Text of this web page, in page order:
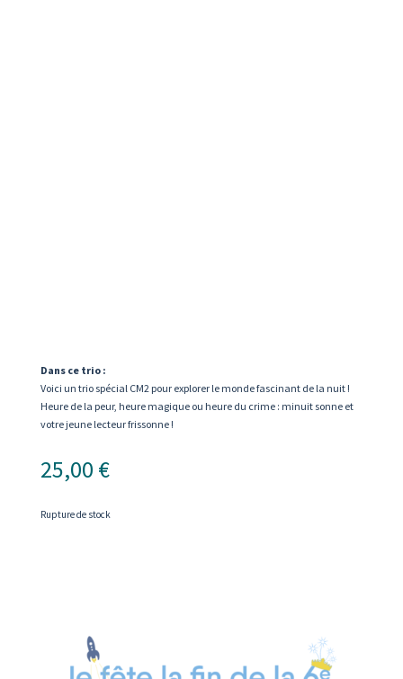
Dans ce trio :
Voici un trio spécial CM2 pour explorer le monde fascinant de la nuit !
Heure de la peur, heure magique ou heure du crime : minuit sonne et
votre jeune lecteur frissonne !
25,00 €
Rupture de stock